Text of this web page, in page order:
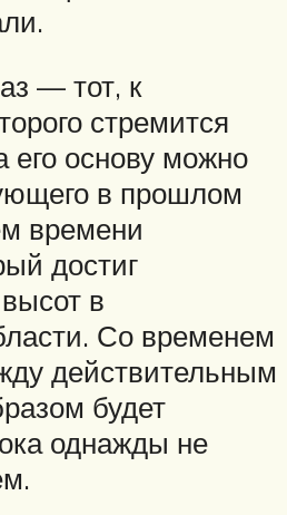
— тот, к
стремится
его основу можно
в прошлом
времени
достиг
в
Со временем
действительным
будет
однажды не